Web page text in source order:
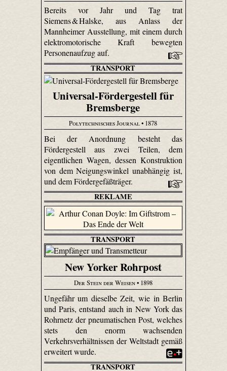
Bereits vor Jahr und Tag trat
Siemens & Halske, aus Anlass der
Mannheimer Ausstellung, mit einem durch
elektromotorische Kraft bewegten
Personenaufzug auf.
TRANSPORT
Universal-Fördergestell für
Bremsberge
Polytechnisches Journal• 1878
Bei der Anordnung besteht das
Fördergestell aus zwei Teilen, dem
eigentlichen Wagen, dessen Konstruktion
von dem Neigungswinkel unabhängig ist,
und dem Fördergefäßträger.
REKLAME
TRANSPORT
New Yorker Rohrpost
Der Stein der Weisen• 1898
Ungefähr um dieselbe Zeit, wie in Berlin
und Paris, entstand auch in New York das
Rohrnetz der pneumatischen Post, welches
stets den enorm wachsenden
Verkehrsverhältnissen der Weltstadt gemäß
erweitert wurde.
TRANSPORT